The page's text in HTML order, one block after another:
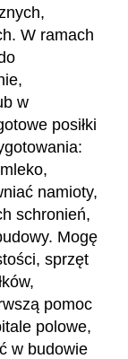
W ramach
w
posiłki
namioty,
schronień,
Mogę
sprzęt
pomoc
polowe,
w budowie